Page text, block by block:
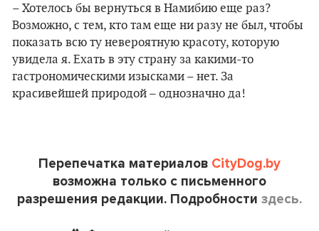
– Хотелось бы вернуться в Намибию еще раз?
Возможно, с тем, кто там еще ни разу не был, чтобы
показать всю ту невероятную красоту, которую
увидела я. Ехать в эту страну за какими-то
гастрономическими изысками – нет. За
красивейшей природой – однозначно да!
Перепечатка материалов CityDog.by
возможна только с письменного
разрешения редакции. Подробности здесь.